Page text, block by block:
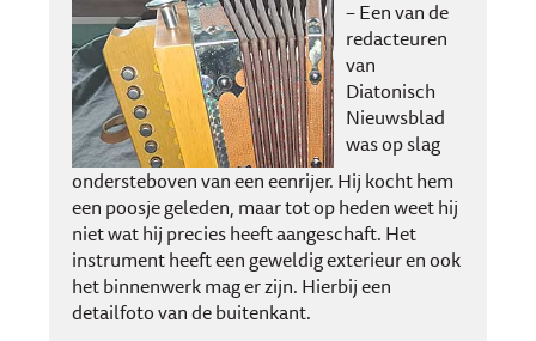
– Een van de
redacteuren
van
Diatonisch
Nieuwsblad
was op slag
ondersteboven van een eenrijer. Hij kocht hem
een poosje geleden, maar tot op heden weet hij
niet wat hij precies heeft aangeschaft. Het
instrument heeft een geweldig exterieur en ook
het binnenwerk mag er zijn. Hierbij een
detailfoto van de buitenkant.